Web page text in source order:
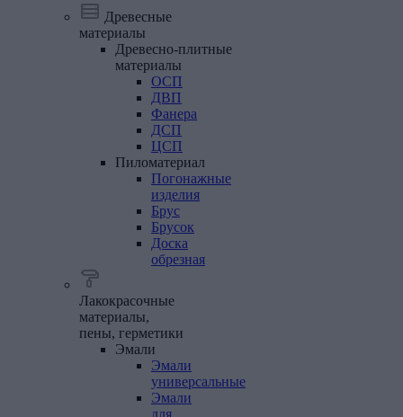
Древесные
материалы
Древесно-плитные
материалы
ОСП
ДВП
Фанера
ДСП
ЦСП
Пиломатериал
Погонажные
изделия
Брус
Брусок
Доска
обрезная
Лакокрасочные
материалы,
пены, герметики
Эмали
Эмали
универсальные
Эмали
для